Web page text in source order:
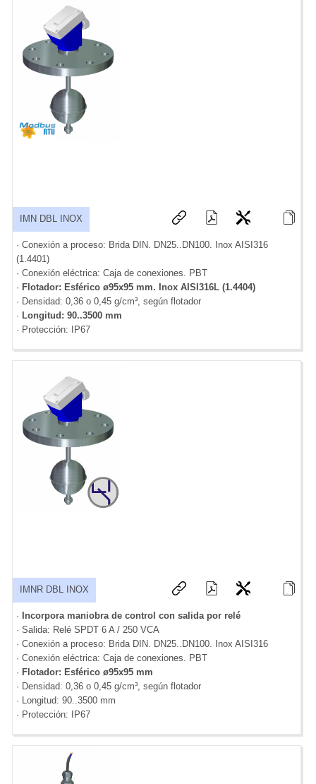
IMN DBL INOX
· Conexión a proceso: Brida DIN. DN25..DN100. Inox AISI316
(1.4401)
· Conexión eléctrica: Caja de conexiones. PBT
· Flotador: Esférico ø95x95 mm. Inox AISI316L (1.4404)
· Densidad: 0,36 o 0,45 g/cm³, según flotador
· Longitud: 90..3500 mm
· Protección: IP67
IMNR DBL INOX
·
Incorpora maniobra de control con salida por relé
· Salida: Relé SPDT 6 A / 250 VCA
· Conexión a proceso: Brida DIN. DN25..DN100. Inox AISI316
· Conexión eléctrica: Caja de conexiones. PBT
· Flotador: Esférico ø95x95 mm
· Densidad: 0,36 o 0,45 g/cm³, según flotador
· Longitud: 90..3500 mm
· Protección: IP67